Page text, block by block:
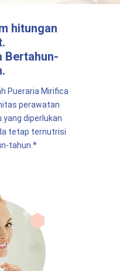
hitungan
Bertahun-
Pueraria Mirifica
perawatan
yang diperlukan
tetap ternutrisi
tahun.*